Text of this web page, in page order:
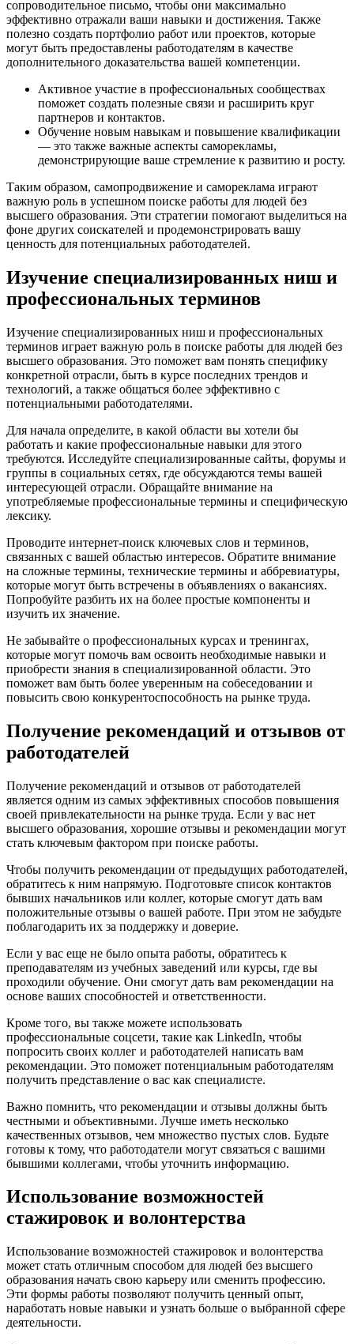
сопроводительное письмо, чтобы они максимально
эффективно отражали ваши навыки и достижения. Также
полезно создать портфолио работ или проектов, которые
могут быть предоставлены работодателям в качестве
дополнительного доказательства вашей компетенции.
Активное участие в профессиональных сообществах
поможет создать полезные связи и расширить круг
партнеров и контактов.
Обучение новым навыкам и повышение квалификации
— это также важные аспекты саморекламы,
демонстрирующие ваше стремление к развитию и росту.
Таким образом, самопродвижение и самореклама играют
важную роль в успешном поиске работы для людей без
высшего образования. Эти стратегии помогают выделиться на
фоне других соискателей и продемонстрировать вашу
ценность для потенциальных работодателей.
Изучение специализированных ниш и
профессиональных терминов
Изучение специализированных ниш и профессиональных
терминов играет важную роль в поиске работы для людей без
высшего образования. Это поможет вам понять специфику
конкретной отрасли, быть в курсе последних трендов и
технологий, а также общаться более эффективно с
потенциальными работодателями.
Для начала определите, в какой области вы хотели бы
работать и какие профессиональные навыки для этого
требуются. Исследуйте специализированные сайты, форумы и
группы в социальных сетях, где обсуждаются темы вашей
интересующей отрасли. Обращайте внимание на
употребляемые профессиональные термины и специфическую
лексику.
Проводите интернет-поиск ключевых слов и терминов,
связанных с вашей областью интересов. Обратите внимание
на сложные термины, технические термины и аббревиатуры,
которые могут быть встречены в объявлениях о вакансиях.
Попробуйте разбить их на более простые компоненты и
изучить их значение.
Не забывайте о профессиональных курсах и тренингах,
которые могут помочь вам освоить необходимые навыки и
приобрести знания в специализированной области. Это
поможет вам быть более уверенным на собеседовании и
повысить свою конкурентоспособность на рынке труда.
Получение рекомендаций и отзывов от
работодателей
Получение рекомендаций и отзывов от работодателей
является одним из самых эффективных способов повышения
своей привлекательности на рынке труда. Если у вас нет
высшего образования, хорошие отзывы и рекомендации могут
стать ключевым фактором при поиске работы.
Чтобы получить рекомендации от предыдущих работодателей,
обратитесь к ним напрямую. Подготовьте список контактов
бывших начальников или коллег, которые смогут дать вам
положительные отзывы о вашей работе. При этом не забудьте
поблагодарить их за поддержку и доверие.
Если у вас еще не было опыта работы, обратитесь к
преподавателям из учебных заведений или курсы, где вы
проходили обучение. Они смогут дать вам рекомендации на
основе ваших способностей и ответственности.
Кроме того, вы также можете использовать
профессиональные соцсети, такие как LinkedIn, чтобы
попросить своих коллег и работодателей написать вам
рекомендации. Это поможет потенциальным работодателям
получить представление о вас как специалисте.
Важно помнить, что рекомендации и отзывы должны быть
честными и объективными. Лучше иметь несколько
качественных отзывов, чем множество пустых слов. Будьте
готовы к тому, что работодатели могут связаться с вашими
бывшими коллегами, чтобы уточнить информацию.
Использование возможностей
стажировок и волонтерства
Использование возможностей стажировок и волонтерства
может стать отличным способом для людей без высшего
образования начать свою карьеру или сменить профессию.
Эти формы работы позволяют получить ценный опыт,
наработать новые навыки и узнать больше о выбранной сфере
деятельности.